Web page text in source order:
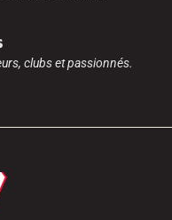
clubs et passionnés.